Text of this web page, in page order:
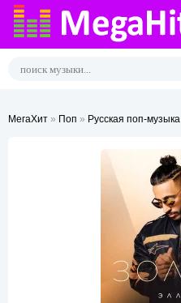
МегаХит » Поп » Русская поп-музыка